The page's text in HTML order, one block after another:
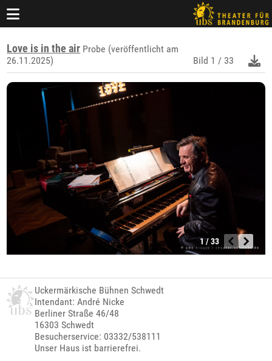
Love is in the air Probe (veröffentlicht am
26.11.2025)
Bild 1 / 33
1 / 33
Uckermärkische Bühnen Schwedt
Intendant: André Nicke
Berliner Straße 46/48
16303 Schwedt
Besucherservice: 03332/538111
Unser Haus ist barrierefrei.